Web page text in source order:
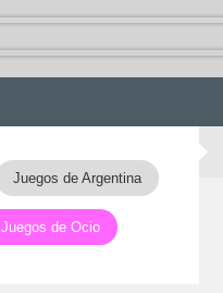
Juegos de Argentina
Juegos de Ocio